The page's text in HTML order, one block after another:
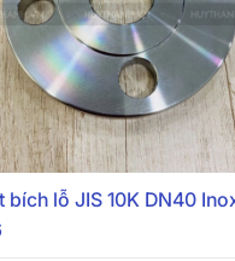
bích lỗ JIS 10K DN40